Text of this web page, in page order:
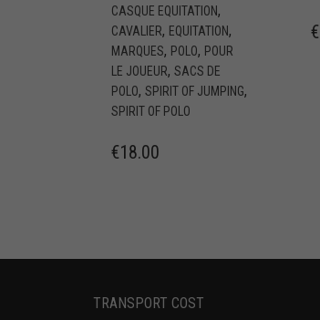
CASQUE EQUITATION,
CAVALIER, EQUITATION,
MARQUES, POLO, POUR
LE JOUEUR, SACS DE
POLO, SPIRIT OF JUMPING,
SPIRIT OF POLO
€18.00
€
TRANSPORT COST